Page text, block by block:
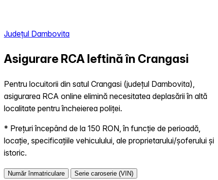
Județul Dambovita
Asigurare RCA Ieftină în Crangasi
Pentru locuitorii din satul Crangasi (județul Dambovita),
asigurarea RCA online elimină necesitatea deplasării în altă
localitate pentru încheierea poliței.
* Prețuri începând de la 150 RON, în funcție de perioadă,
locație, specificațiile vehiculului, ale proprietarului/șoferului și
istoric.
Număr înmatriculare Serie caroserie (VIN)